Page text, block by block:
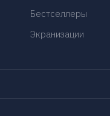
Бестселлеры
Экранизации